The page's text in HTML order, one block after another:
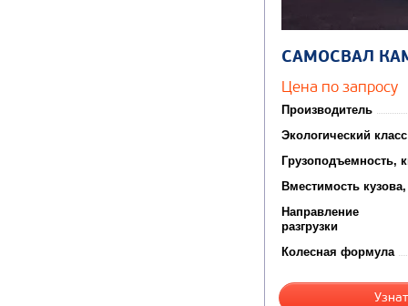
САМОСВАЛ
Цена по запросу
Производитель
Экологический класс
Грузоподъемность,
Вместимость
Направление
разгрузки
Колесная формула